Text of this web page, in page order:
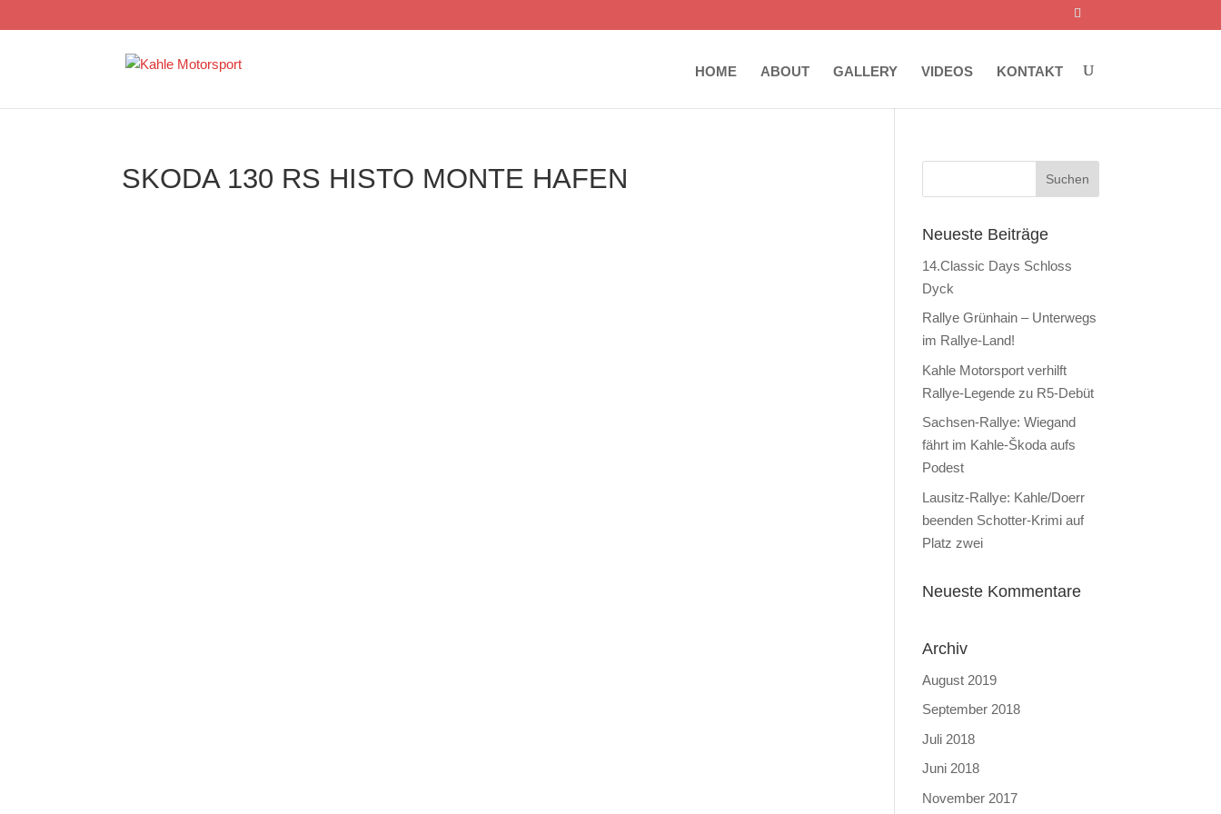
HOME ABOUT GALLERY VIDEOS KONTAKT
SKODA 130 RS HISTO MONTE HAFEN
Neueste Beiträge
14.Classic Days Schloss
Dyck
Rallye Grünhain – Unterwegs
im Rallye-Land!
Kahle Motorsport verhilft
Rallye-Legende zu R5-Debüt
Sachsen-Rallye: Wiegand
fährt im Kahle-Škoda aufs
Podest
Lausitz-Rallye: Kahle/Doerr
beenden Schotter-Krimi auf
Platz zwei
Neueste Kommentare
Archiv
August 2019
September 2018
Juli 2018
Juni 2018
November 2017